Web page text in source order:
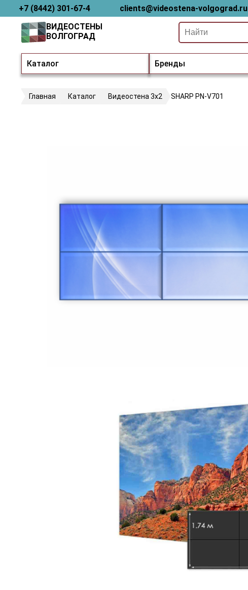
+7 (8442) 301-67-4 clients@videostena-volgograd.ru
Каталог Бренды
ВИДЕОСТЕНЫ
ВОЛГОГРАД
Главная Каталог Видеостена 3х2 SHARP PN-V701